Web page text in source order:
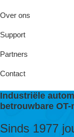
Over ons
Support
Partners
Contact
Industriële
betrouwbare
Sinds 1977